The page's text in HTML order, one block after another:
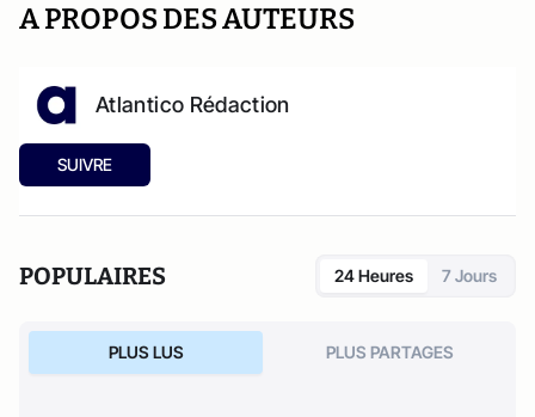
A PROPOS DES AUTEURS
Atlantico Rédaction
SUIVRE
POPULAIRES 24 Heures 7 Jours
PLUS LUS PLUS PARTAGES